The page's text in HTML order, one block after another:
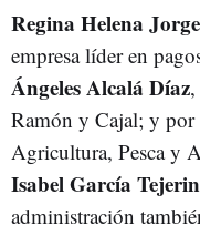
Regina Helena
empresa líder en
Ángeles Alcalá Díaz
Ramón y Cajal; y
Agricultura, Pesca y
Isabel García
administración